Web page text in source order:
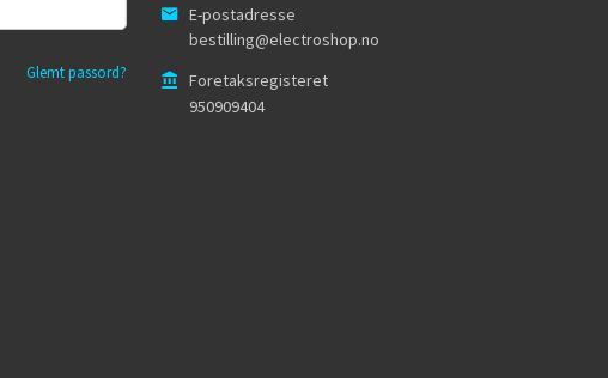
Glemt passord?
E-postadresse
bestilling@electroshop.no
Foretaksregisteret
950909404